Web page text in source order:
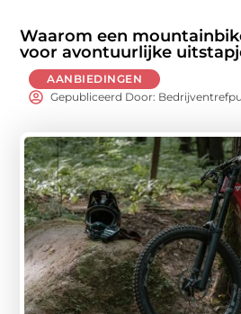
Waarom een
voor avontuurlijke
AANBIEDINGEN
Gepubliceerd Door: